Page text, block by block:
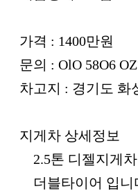
가격 : 1400만원
문의 : OlO 58O6
차고지 : 경기도 화
지게차 상세정보
2.5톤 디젤지게
더블타이어 입니